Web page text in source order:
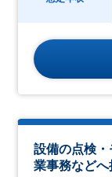
設備の点検
業事務などへ